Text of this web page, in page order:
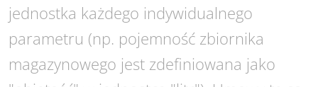
jednostka każdego indywidualnego
parametru (np. pojemność zbiornika
magazynowego jest zdefiniowana jako